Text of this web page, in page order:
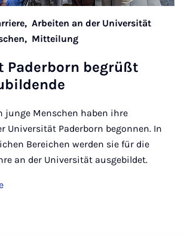
Arbeiten an der Universität
Mitteilung
Pader­born be­grüßt
junge Menschen haben ihre
Universität Paderborn begonnen. In
Bereichen werden sie für die
an der Universität ausgebildet.